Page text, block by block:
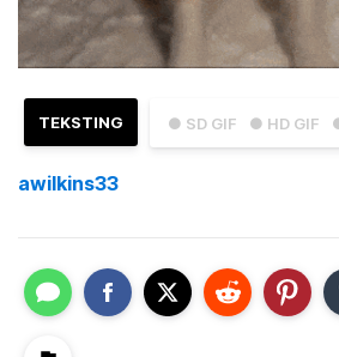
● SD GIF ● HD GIF
TEKSTING
awilkins33